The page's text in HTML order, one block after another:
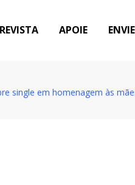
APOIE
single em homenagem às